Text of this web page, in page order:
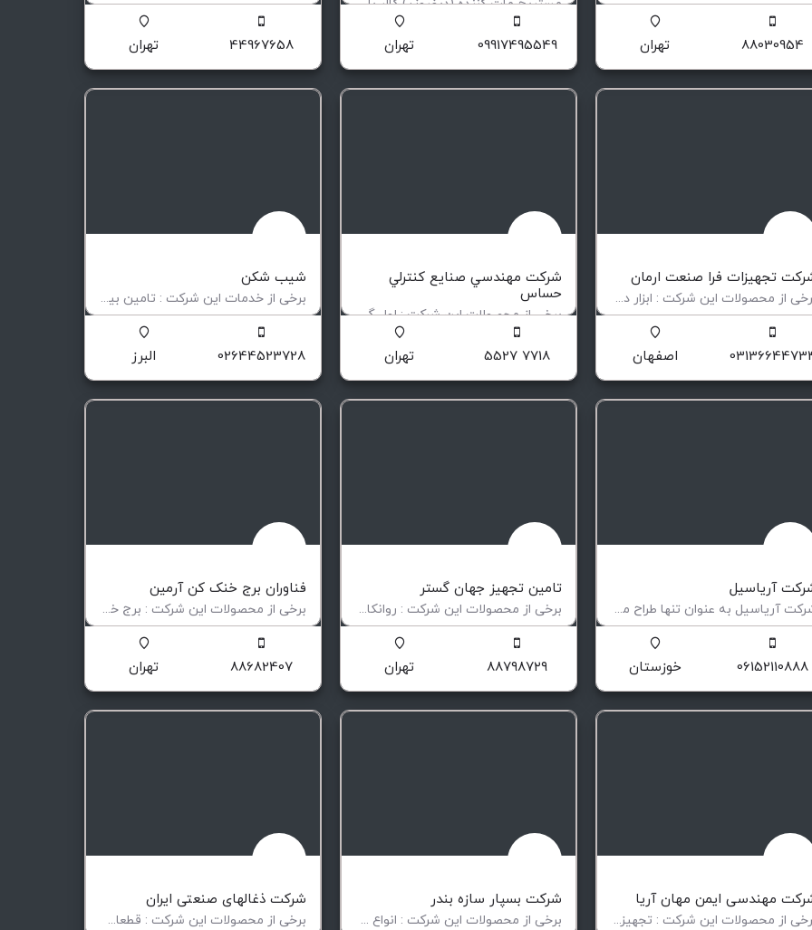
تابلوهای برق صنعتی
88030954 تهران
مستربچ مات کننده (دیفیوزر) کالر پلیمر که در اصطلاح به آن مستربچ دوغی نیز گفته می شود ، یکی از تخصصی ترین…
افزودنی مات کننده ورق و طلق کریستال و پلی کربنات (دفیوزر)
09917495549 تهران
تولید کننده انواع الکترود های جوشکاری
44967658 تهران
تجهیزات فرا صنعت ارمان
برخی از محصولات این شرکت : ابزار دقیق و اتوماسیون شیرآلات صنعتی ایستگاه ها و تجهیزات گاز رسانی …
و تامین تجهیزات نفت و گاز و پتروشیمی
اصفهان
شركت مهندسي صنايع كنترلي
حساس
برخی از محصولات این شرکت : لول گيج مغناطيسي - magnetic level gauge گلاس لول گيج - glass level gauge …
طراحي، ساخت و توليد تجهيزات ابزاردقيق
7718 5527 تهران
شیب شکن
برخی از خدمات این شرکت : تامین بیرینگ تامین الکتروموتور چرخ و محور الکتروموتور تامین گریس …
تعمیر و ساخت الکتروموتور
02644523728 البرز
آریاسیل
شرکت آریاسیل به عنوان تنها طراح مکانیکال سیل در ایران با در دست داشتن دانش منطبق بر api 682 دستگاه ها و…
طراح مکانیکال سیل
06152110888 خوزستان
تامین تجهیز جهان گستر
برخی از محصولات این شرکت : روانکارها و گریس های صنعتی گریس گان ها تجهیزات حفاری اقلام لوله کشی…
تامین کننده کالاهای مورد نیاز در صنایع حفاری
۸۸۷۹۸۷۲۹ تهران
فناوران برج خنک کن آرمین
برخی از محصولات این شرکت : برج خنک کن CCS برج خنک کن CMC برج خنک کن CMDR برج خنک کن…
برج های خنک کن و کولرهای هوایی
88682407 تهران
مهندسی ایمن مهان آریا
برخی از محصولات این شرکت : تجهیزات حفاظت فردی سیستم های اعلان حریق سیستم های اطفای فوم سیستم…
شرکت بسپار سازه بندر
برخی از محصولات این شرکت : انواع ضربه گیر های اسکله (فندر ) سازه های فلزی (سوله –مخازن – درام- سیستم…
شرکت ذغالهای صنعتی ایران
برخی از محصولات این شرکت : قطعات کمپرسور قطعات یدکی مکانیکال سیل توربین رینگ آبند شافت ذغال…